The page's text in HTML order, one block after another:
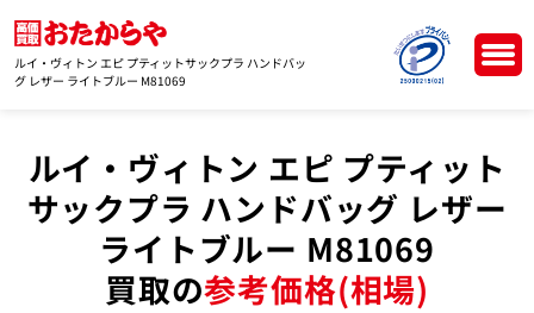
ルイ・ヴィトン エピ プティットサックプラ ハンドバッ
グ レザー ライトブルー M81069
ルイ・ヴィトン エピ プティット
サックプラ ハンドバッグ レザー
ライトブルー M81069
買取の参考価格(相場)